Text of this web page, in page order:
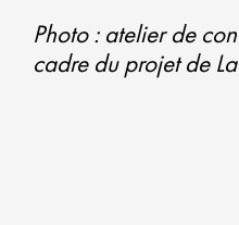
Photo : atelier de
cadre du projet de